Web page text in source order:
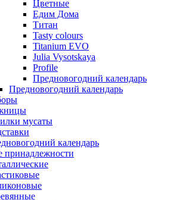
Цветные
Едим Дома
Титан
Tasty colours
Titanium EVO
Julia Vysotskaya
Profile
Предновогодний календарь
Предновогодний календарь
мусаты
календарь
принадлежности